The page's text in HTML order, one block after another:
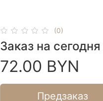
(0)
Заказ на сегодня
72.00 BYN
Предзаказ